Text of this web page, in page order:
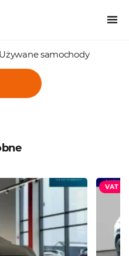
Używane samochody
VAT